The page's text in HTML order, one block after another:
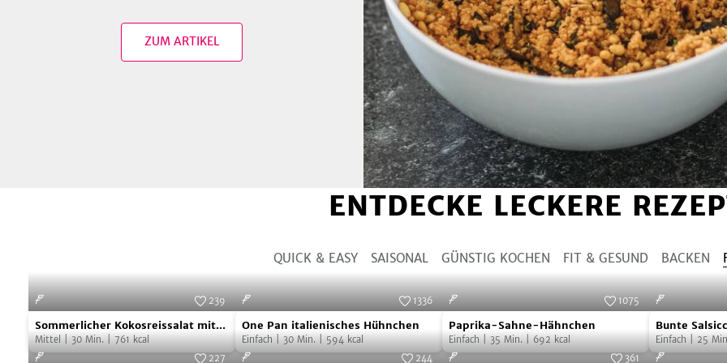
ZUM ARTIKEL
ENTDECKE LECKERE
QUICK & EASY SAISONAL GÜNSTIG KOCHEN FIT & GESUND BACKEN
Sommerlicher
Kokosreissalat
mit
Foto:SevenCooks
239
Sommerlicher Kokosreissalat mit
Hühnchen
Mittel 30 Min.| 761 kcal
One
Pan
italienisches
Foto: SevenCooks
1336
One Pan italienisches Hühnchen
Einfach| 30 Min.| 594kcal
Paprika-
Sahne-
Hähnchen
Foto:
1075
Paprika-Sahne-Hähnchen
Einfach| 35 Min.| 692kcal
Bunte
Salsiccia-
Pasta
Bunte
Einfach| 25
227
244 361